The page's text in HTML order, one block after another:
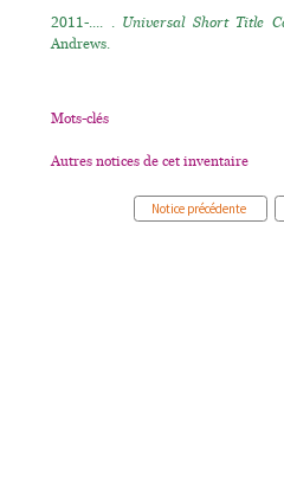
2011-.... . Universal Short Title
Andrews.
Mots-clés
Autres notices de cet inventaire
Notice précédente